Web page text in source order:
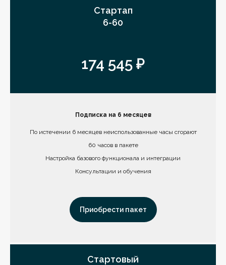
Стартап
6-60
174 545 ₽
Подписка на 6 месяцев
По истечении 6 месяцев неиспользованные часы сгорают
60 часов в пакете
Настройка базового функционала и интеграции
Консультации и обучения
Приобрести пакет
Стартовый